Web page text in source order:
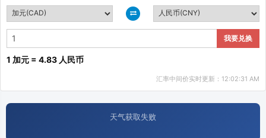
我要兑换
1 加元 = 4.83 人民币
汇率中间价实时更新：12:02:31 AM
天气获取失败